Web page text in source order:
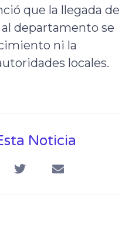
que la llegada de
departamento se
ni la
locales.
Noticia